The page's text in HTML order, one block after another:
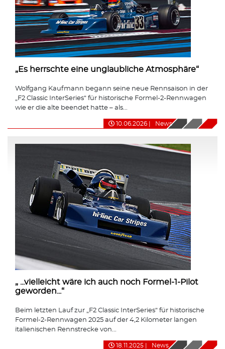
„Es herrschte eine unglaubliche Atmosphäre“
Wolfgang Kaufmann begann seine neue Rennsaison in der
„F2 Classic InterSeries“ für historische Formel-2-Rennwagen
wie er die alte beendet hatte – als...
10.06.2026 News
„ ...vielleicht wäre ich auch noch Formel-1-Pilot
geworden...“
Beim letzten Lauf zur „F2 Classic InterSeries“ für historische
Formel-2-Rennwagen 2025 auf der 4,2 Kilometer langen
italienischen Rennstrecke von...
18.11.2025 News